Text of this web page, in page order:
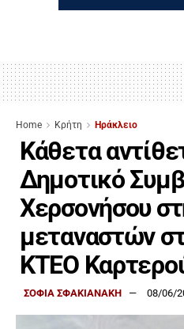
Home Κρήτη Ηράκλειο
Κάθετα
Δημοτικό
Χερσονήσου
μεταναστών
ΚΤΕΟ
ΣΟΦΙΑ ΣΦΑΚΙΑΝΑΚΗ 08/06/